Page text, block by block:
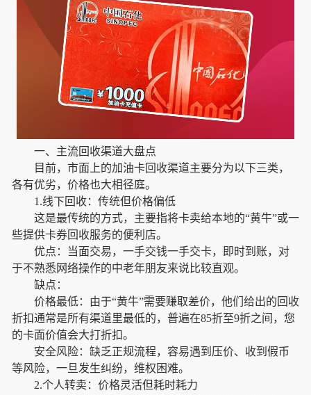
一、主流回收渠道大盘点
目前，市面上的加油卡回收渠道主要分为以下三类，
各有优劣，价格也大相径庭。
1.线下回收：传统但价格偏低
这是最传统的方式，主要指将卡卖给本地的“黄牛”或一
些提供卡券回收服务的便利店。
优点：当面交易，一手交钱一手交卡，即时到账，对
于不熟悉网络操作的中老年朋友来说比较直观。
缺点：
价格最低：由于“黄牛”需要赚取差价，他们给出的回收
折扣通常是所有渠道里最低的，普遍在85折至9折之间，您
的卡面价值会大打折扣。
安全风险：缺乏正规流程，容易遇到压价、收到假币
等风险，一旦发生纠纷，维权困难。
2.个人转卖：价格灵活但耗时耗力